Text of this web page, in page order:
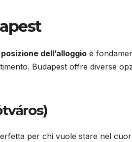
posizione dell’alloggio è
Budapest offre diverse
per chi vuole stare nel